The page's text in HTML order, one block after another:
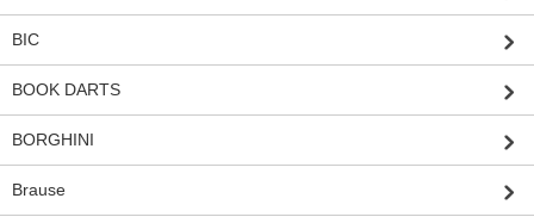
BIC
BOOK DARTS
BORGHINI
Brause